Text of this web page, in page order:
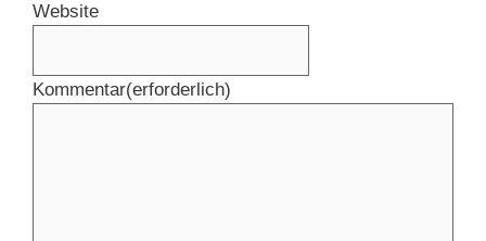
Website
Kommentar(erforderlich)